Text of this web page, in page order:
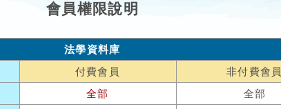
會員權限說明
法學資料庫
付費會員
非付費會員
全部 全部